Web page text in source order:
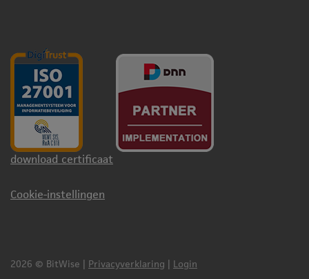
download certificaat
Cookie-instellingen
2026 © BitWise Privacyverklaring Login